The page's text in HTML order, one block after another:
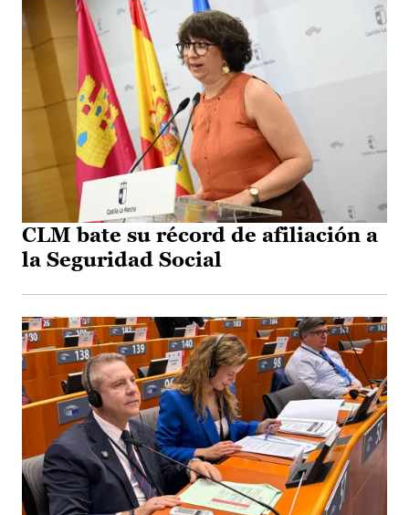
CLM bate su récord de afiliación a
la Seguridad Social